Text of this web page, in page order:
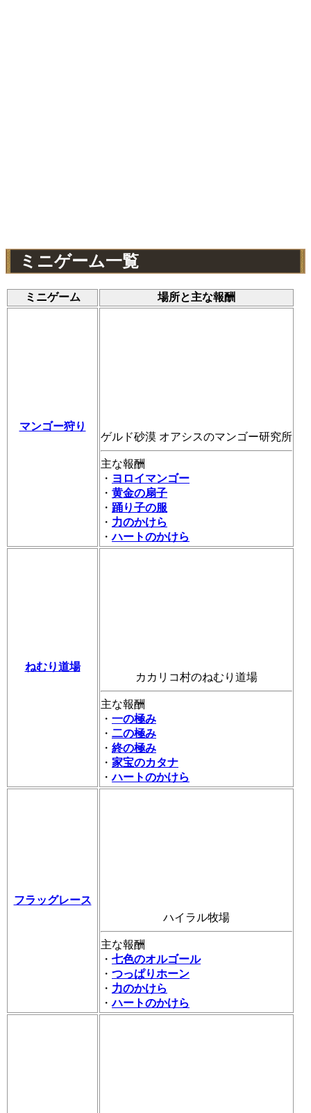
ミニゲーム一覧
ミニゲーム 場所と主な報酬
マンゴー狩り
ゲルド砂漠 オアシスのマンゴー研究所
主な報酬
・ ヨロイマンゴー
・ 黄金の扇子
・ 踊り子の服
・ 力のかけら
・ハートのかけら
ねむり道場
カカリコ村のねむり道場
主な報酬
・ 一の極み
・ 二の極み
・ 終の極み
・ 家宝のカタナ
・ハートのかけら
フラッグレース
ハイラル牧場
主な報酬
・ 七色のオルゴール
・ つっぱりホーン
・ 力のかけら
・ハートのかけら